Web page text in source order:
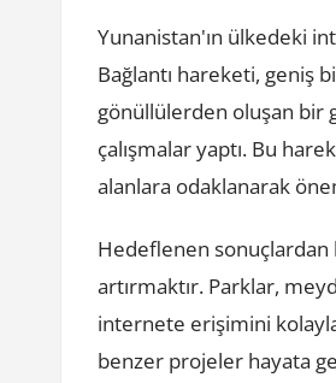
Yunanistan'ın ülkedeki
Bağlantı hareketi, geniş
gönüllülerden oluşan bir
çalışmalar yaptı. Bu
alanlara odaklanarak
Hedeflenen sonuçlardan
artırmaktır. Parklar,
internete erişimini
benzer projeler hayata